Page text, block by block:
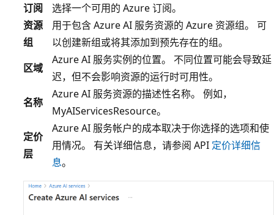
订阅
选择一个可用的 Azure 订阅。
资源
组
用于包含 Azure AI 服务资源的 Azure 资源组。 可
以创建新组或将其添加到预先存在的组。
区域
Azure AI 服务实例的位置。 不同位置可能会导致延
迟，但不会影响资源的运行时可用性。
名称
Azure AI 服务资源的描述性名称。 例如，
MyAIServicesResource。
定价
层
Azure AI 服务帐户的成本取决于你选择的选项和使
用情况。 有关详细信息，请参阅 API 定价详细信
息。